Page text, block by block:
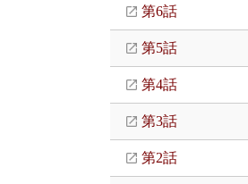
第6話
第5話
第4話
第3話
第2話